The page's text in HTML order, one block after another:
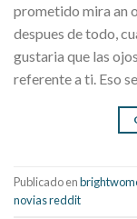
prometido mira an
despues de todo,
gustaria que las
referente a ti. Eso
Publicado en
novias reddit